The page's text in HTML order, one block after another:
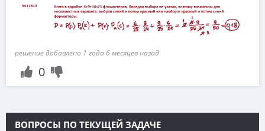
решение добавлено 1 года 6 месяцев назад
0
ВОПРОСЫ ПО ТЕКУЩЕЙ ЗАДАЧЕ